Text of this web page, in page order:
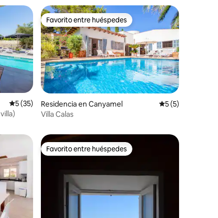
Calificación promedio: 5 de 5; 35 evaluaciones
5 (35)
Favorito entre huéspedes
Favorito entre huéspedes
Residencia en Canyamel Calificación
5 (5)
Villa Calas
Favorito entre huéspedes
Favorito entre huéspedes